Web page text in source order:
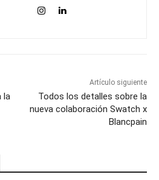
la
Artículo siguiente
Todos los detalles sobre la
nueva colaboración Swatch x
Blancpain